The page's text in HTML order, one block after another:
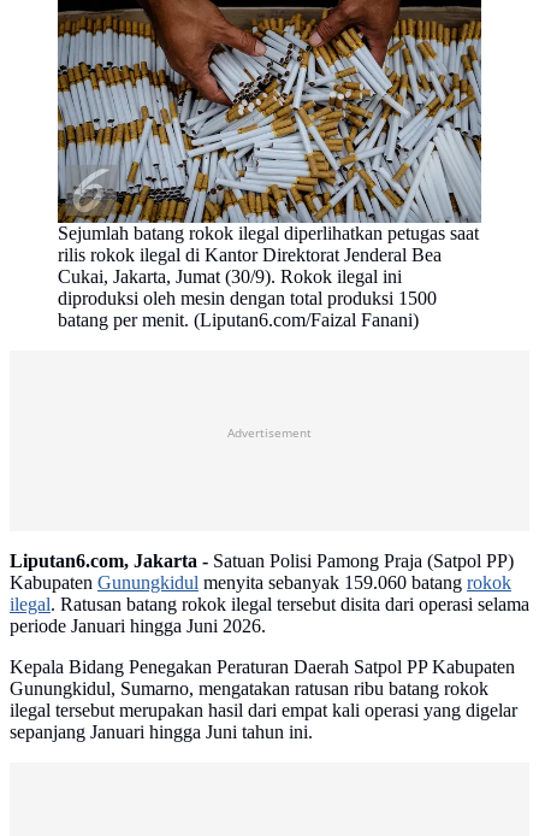
Sejumlah batang rokok ilegal diperlihatkan petugas saat
rilis rokok ilegal di Kantor Direktorat Jenderal Bea
Cukai, Jakarta, Jumat (30/9). Rokok ilegal ini
diproduksi oleh mesin dengan total produksi 1500
batang per menit. (Liputan6.com/Faizal Fanani)
Advertisement
Liputan6.com, Jakarta - Satuan Polisi Pamong Praja (Satpol PP)
Kabupaten Gunungkidul menyita sebanyak 159.060 batang rokok
ilegal. Ratusan batang rokok ilegal tersebut disita dari operasi selama
periode Januari hingga Juni 2026.
Kepala Bidang Penegakan Peraturan Daerah Satpol PP Kabupaten
Gunungkidul, Sumarno, mengatakan ratusan ribu batang rokok
ilegal tersebut merupakan hasil dari empat kali operasi yang digelar
sepanjang Januari hingga Juni tahun ini.